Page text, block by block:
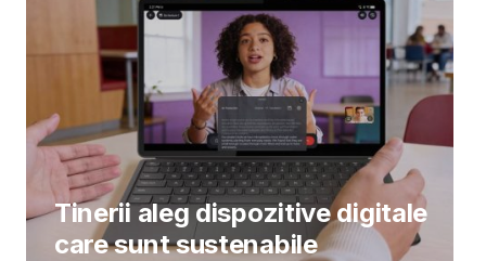
Tinerii aleg dispozitive digitale
care sunt sustenabile